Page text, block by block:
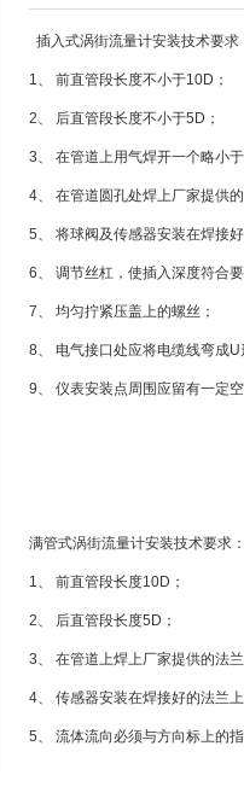
插入式涡街流量计安装技术要求
1、 前直管段长度不小于10D；
2、 后直管段长度不小于5D；
3、 在管道上用气焊开一个略小
4、 在管道圆孔处焊上厂家提供
5、 将球阀及传感器安装在焊接
6、 调节丝杠，使插入深度符合
7、 均匀拧紧压盖上的螺丝；
8、 电气接口处应将电缆线弯成
9、 仪表安装点周围应留有一定
满管式涡街流量计安装技术要求
1、 前直管段长度10D；
2、 后直管段长度5D；
3、 在管道上焊上厂家提供的法
4、 传感器安装在焊接好的法兰
5、 流体流向必须与方向标上的